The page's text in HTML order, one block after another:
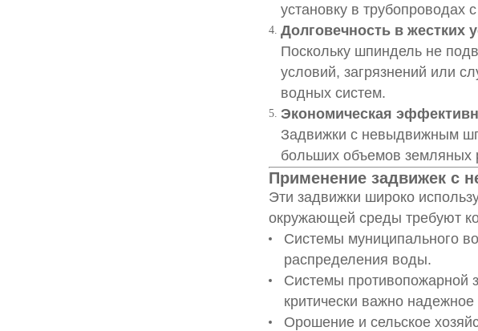
установку в трубопроводах
Долговечность в жестких
Поскольку шпиндель не
условий, загрязнений или
водных систем.
Экономическая
Задвижки с невыдвижным
больших объемов земляных
Применение задвижек с
Эти задвижки широко
окружающей среды требуют
Системы муниципального
распределения воды.
Системы противопожарной
критически важно
Орошение и сельское